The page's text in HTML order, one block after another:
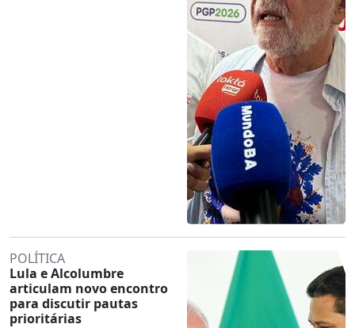
POLÍTICA
Lula e Alcolumbre
articulam novo encontro
para discutir pautas
prioritárias